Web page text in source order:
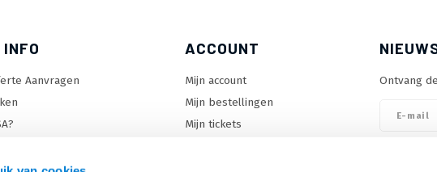
Aanvragen
keuzehulp
ACCOUNT
Mijn account
Mijn bestellingen
Mijn tickets
Ontvang